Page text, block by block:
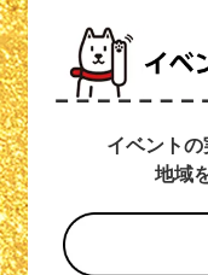
イベントの
地域